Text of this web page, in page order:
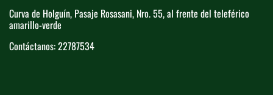
Curva de Holguín, Pasaje Rosasani, Nro. ​55, al frente del teleférico​
amarillo-verde
Contáctanos: 22787534